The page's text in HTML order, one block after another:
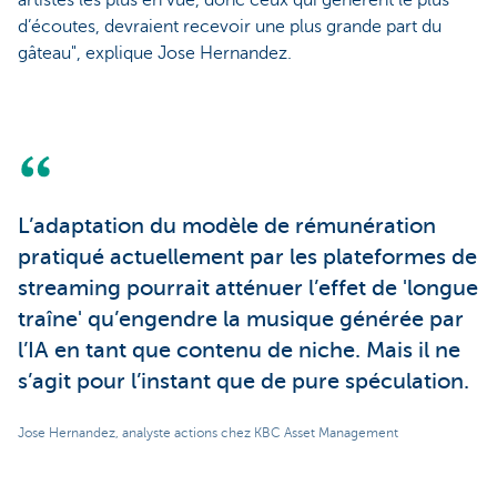
d’écoutes, devraient recevoir une plus grande part du
gâteau", explique Jose Hernandez.
L’adaptation du modèle de rémunération
pratiqué actuellement par les plateformes de
streaming pourrait atténuer l’effet de 'longue
traîne' qu’engendre la musique générée par
l’IA en tant que contenu de niche. Mais il ne
s’agit pour l’instant que de pure spéculation.
Jose Hernandez, analyste actions chez KBC Asset Management